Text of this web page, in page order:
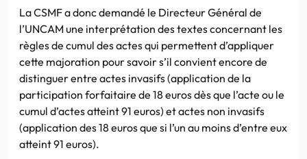
La CSMF a donc demandé le Directeur Général de
l’UNCAM une interprétation des textes concernant les
règles de cumul des actes qui permettent d’appliquer
cette majoration pour savoir s’il convient encore de
distinguer entre actes invasifs (application de la
participation forfaitaire de 18 euros dès que l’acte ou le
cumul d’actes atteint 91 euros) et actes non invasifs
(application des 18 euros que si l’un au moins d’entre eux
atteint 91 euros).